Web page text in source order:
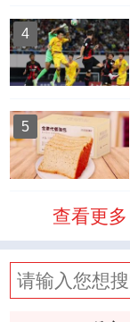
4
5
查看更多